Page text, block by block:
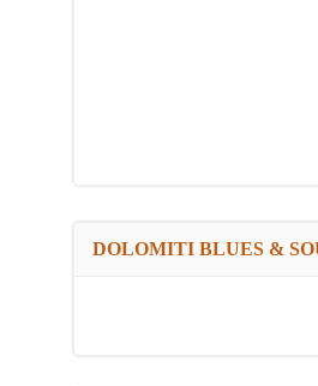
DOLOMITI BLUES &